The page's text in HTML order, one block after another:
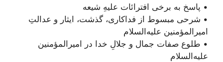
• پاسخ به برخی افترائات علیهِ شیعه
• شرحی مبسوط از فداکاری‌، گذشت، ایثار و عدالتِ
امیرالمؤمنین علیه‌السلام
• طلوع صفات جمال و جلالِ خدا در امیرالمؤمنین
علیه‌السلام